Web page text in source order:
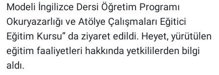
Modeli İngilizce Dersi Öğretim Programı
Okuryazarlığı ve Atölye Çalışmaları Eğitici
Eğitim Kursu” da ziyaret edildi. Heyet, yürütülen
eğitim faaliyetleri hakkında yetkililerden bilgi
aldı.
Magazin
Çevre
Haberde İnsan